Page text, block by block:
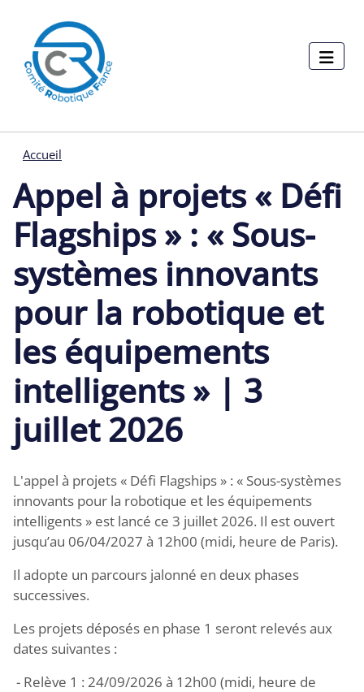
Menu pages
Accueil
Appel à projets « Défi
Flagships » : « Sous-
systèmes innovants
pour la robotique et
les équipements
intelligents » | 3
juillet 2026
L'appel à projets « Défi Flagships » : « Sous-systèmes
innovants pour la robotique et les équipements
intelligents » est lancé ce 3 juillet 2026. Il est ouvert
jusqu’au 06/04/2027 à 12h00 (midi, heure de Paris).
Il adopte un parcours jalonné en deux phases
successives.
Les projets déposés en phase 1 seront relevés aux
dates suivantes :
- Relève 1 : 24/09/2026 à 12h00 (midi, heure de